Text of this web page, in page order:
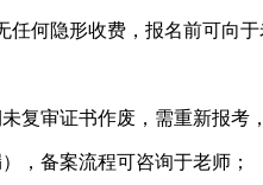
何隐形收费，报名前可向于
复审证书作废，需重新报考
，备案流程可咨询于老师；